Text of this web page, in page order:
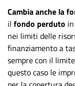
Cambia anche la
il fondo perduto
nei limiti delle
finanziamento a
sempre con il
questo caso le